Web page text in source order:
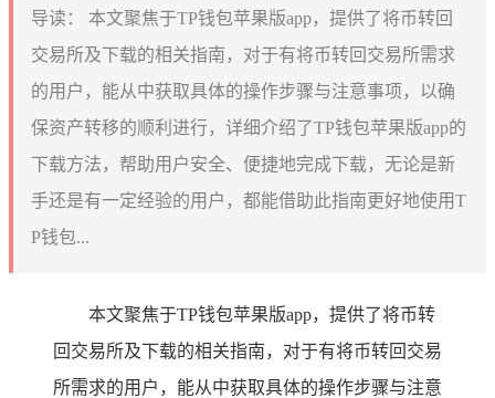
导读：
本文聚焦于TP钱包苹果版app，提供了将币转回
交易所及下载的相关指南，对于有将币转回交易所需求
的用户，能从中获取具体的操作步骤与注意事项，以确
保资产转移的顺利进行，详细介绍了TP钱包苹果版app的
下载方法，帮助用户安全、便捷地完成下载，无论是新
手还是有一定经验的用户，都能借助此指南更好地使用T
P钱包...
本文聚焦于TP钱包苹果版app，提供了将币转
回交易所及下载的相关指南，对于有将币转回交易
所需求的用户，能从中获取具体的操作步骤与注意